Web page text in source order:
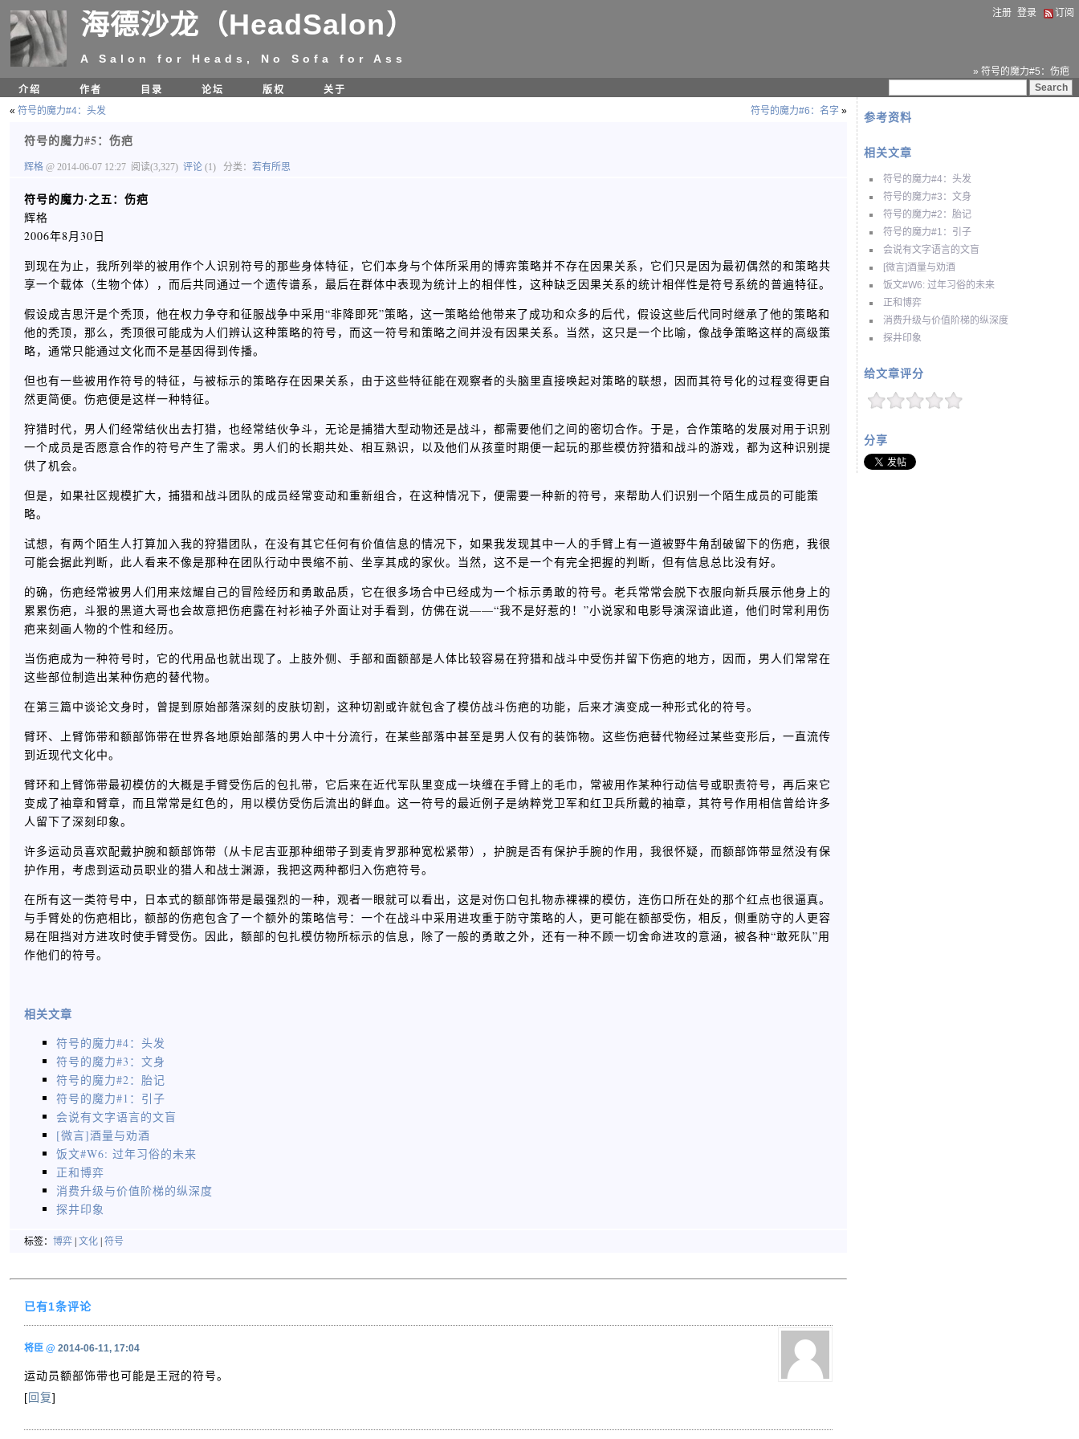
海德沙龙（HeadSalon）
A Salon for Heads, No Sofa for Ass
注册 登录 订阅
» 符号的魔力#5：伤疤
介绍
作者 目录 论坛 版权 关于
参考资料
相关文章
符号的魔力#4：头发
符号的魔力#3：文身
符号的魔力#2：胎记
符号的魔力#1：引子
会说有文字语言的文盲
[微言]酒量与劝酒
饭文#W6: 过年习俗的未来
正和博弈
消费升级与价值阶梯的纵深度
探井印象
给文章评分
分享
« 符号的魔力#4：头发 符号的魔力#6：名字 »
符号的魔力#5：伤疤
辉格 @ 2014-06-07 12:27 阅读(3,327) 评论 (1) 分类： 若有所思
符号的魔力·之五：伤疤
辉格
2006年8月30日
到现在为止，我所列举的被用作个人识别符号的那些身体特征，它们本身与个体所采用的博弈策略并不存在因果关系，它们只是因为最初偶然的和策略共
享一个载体（生物个体），而后共同通过一个遗传谱系，最后在群体中表现为统计上的相伴性，这种缺乏因果关系的统计相伴性是符号系统的普遍特征。
假设成吉思汗是个秃顶，他在权力争夺和征服战争中采用“非降即死”策略，这一策略给他带来了成功和众多的后代，假设这些后代同时继承了他的策略和
他的秃顶，那么，秃顶很可能成为人们辨认这种策略的符号，而这一符号和策略之间并没有因果关系。当然，这只是一个比喻，像战争策略这样的高级策
略，通常只能通过文化而不是基因得到传播。
但也有一些被用作符号的特征，与被标示的策略存在因果关系，由于这些特征能在观察者的头脑里直接唤起对策略的联想，因而其符号化的过程变得更自
然更简便。伤疤便是这样一种特征。
狩猎时代，男人们经常结伙出去打猎，也经常结伙争斗，无论是捕猎大型动物还是战斗，都需要他们之间的密切合作。于是，合作策略的发展对用于识别
一个成员是否愿意合作的符号产生了需求。男人们的长期共处、相互熟识，以及他们从孩童时期便一起玩的那些模仿狩猎和战斗的游戏，都为这种识别提
供了机会。
但是，如果社区规模扩大，捕猎和战斗团队的成员经常变动和重新组合，在这种情况下，便需要一种新的符号，来帮助人们识别一个陌生成员的可能策
略。
试想，有两个陌生人打算加入我的狩猎团队，在没有其它任何有价值信息的情况下，如果我发现其中一人的手臂上有一道被野牛角刮破留下的伤疤，我很
可能会据此判断，此人看来不像是那种在团队行动中畏缩不前、坐享其成的家伙。当然，这不是一个有完全把握的判断，但有信息总比没有好。
的确，伤疤经常被男人们用来炫耀自己的冒险经历和勇敢品质，它在很多场合中已经成为一个标示勇敢的符号。老兵常常会脱下衣服向新兵展示他身上的
累累伤疤，斗狠的黑道大哥也会故意把伤疤露在衬衫袖子外面让对手看到，仿佛在说——“我不是好惹的！”小说家和电影导演深谙此道，他们时常利用伤
疤来刻画人物的个性和经历。
当伤疤成为一种符号时，它的代用品也就出现了。上肢外侧、手部和面额部是人体比较容易在狩猎和战斗中受伤并留下伤疤的地方，因而，男人们常常在
这些部位制造出某种伤疤的替代物。
在第三篇中谈论文身时，曾提到原始部落深刻的皮肤切割，这种切割或许就包含了模仿战斗伤疤的功能，后来才演变成一种形式化的符号。
臂环、上臂饰带和额部饰带在世界各地原始部落的男人中十分流行，在某些部落中甚至是男人仅有的装饰物。这些伤疤替代物经过某些变形后，一直流传
到近现代文化中。
臂环和上臂饰带最初模仿的大概是手臂受伤后的包扎带，它后来在近代军队里变成一块缠在手臂上的毛巾，常被用作某种行动信号或职责符号，再后来它
变成了袖章和臂章，而且常常是红色的，用以模仿受伤后流出的鲜血。这一符号的最近例子是纳粹党卫军和红卫兵所戴的袖章，其符号作用相信曾给许多
人留下了深刻印象。
许多运动员喜欢配戴护腕和额部饰带（从卡尼吉亚那种细带子到麦肯罗那种宽松紧带），护腕是否有保护手腕的作用，我很怀疑，而额部饰带显然没有保
护作用，考虑到运动员职业的猎人和战士渊源，我把这两种都归入伤疤符号。
在所有这一类符号中，日本式的额部饰带是最强烈的一种，观者一眼就可以看出，这是对伤口包扎物赤裸裸的模仿，连伤口所在处的那个红点也很逼真。
与手臂处的伤疤相比，额部的伤疤包含了一个额外的策略信号：一个在战斗中采用进攻重于防守策略的人，更可能在额部受伤，相反，侧重防守的人更容
易在阻挡对方进攻时使手臂受伤。因此，额部的包扎模仿物所标示的信息，除了一般的勇敢之外，还有一种不顾一切舍命进攻的意涵，被各种“敢死队”用
作他们的符号。
相关文章
符号的魔力#4：头发
符号的魔力#3：文身
符号的魔力#2：胎记
符号的魔力#1：引子
会说有文字语言的文盲
[微言]酒量与劝酒
饭文#W6: 过年习俗的未来
正和博弈
消费升级与价值阶梯的纵深度
探井印象
标签： 博弈 文化 符号
已有1条评论
将臣 @ 2014-06-11, 17:04
运动员额部饰带也可能是王冠的符号。
[回复]